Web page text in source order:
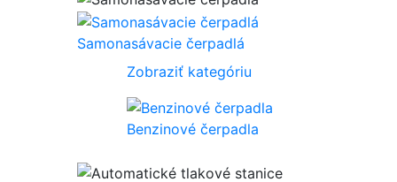
Samonasávacie čerpadlá
Zobraziť kategóriu
Benzinové čerpadla